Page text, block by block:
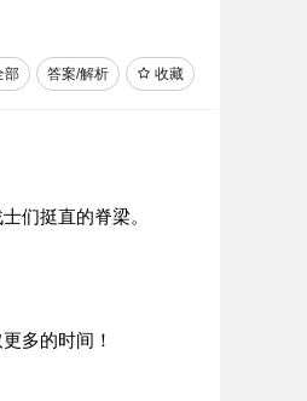
收藏
答案/解析
部
们挺直的脊梁。
多的时间！